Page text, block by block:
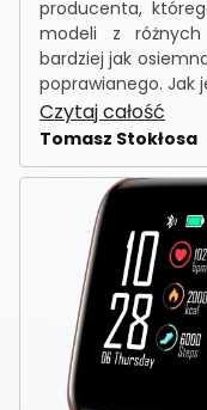
producenta,
modeli z różnych
bardziej jak
poprawianego. Jak
Czytaj całość
Tomasz Stokłosa